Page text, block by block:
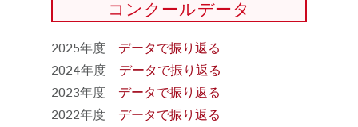
コンクールデータ
2025年度 データで振り返る
2024年度 データで振り返る
2023年度 データで振り返る
2022年度 データで振り返る